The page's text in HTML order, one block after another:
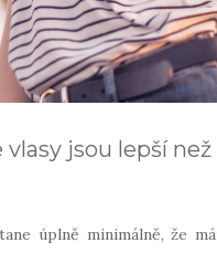
vlasy jsou lepší
úplně minimálně, že